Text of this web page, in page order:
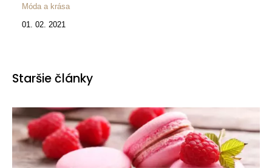
Móda a krása
01. 02. 2021
Staršie články